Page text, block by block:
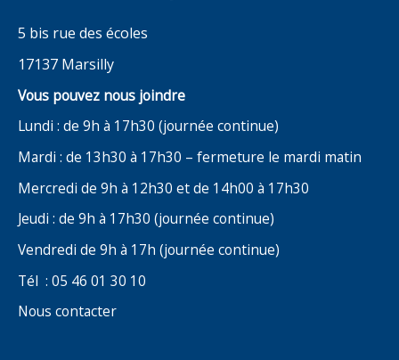
5 bis rue des écoles
17137 Marsilly
Vous pouvez nous joindre
Lundi : de 9h à 17h30 (journée continue)
Mardi : de 13h30 à 17h30 – fermeture le mardi matin
Mercredi de 9h à 12h30 et de 14h00 à 17h30
Jeudi : de 9h à 17h30 (journée continue)
Vendredi de 9h à 17h (journée continue)
Tél : 05 46 01 30 10
Nous contacter